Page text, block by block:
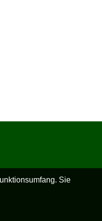
Sie